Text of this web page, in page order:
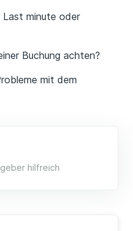
Last minute oder
Buchung achten?
mit dem
hilfreich